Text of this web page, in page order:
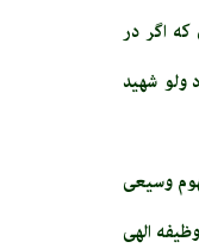
اگر در
ولو شهيد
وسيعى
الهى